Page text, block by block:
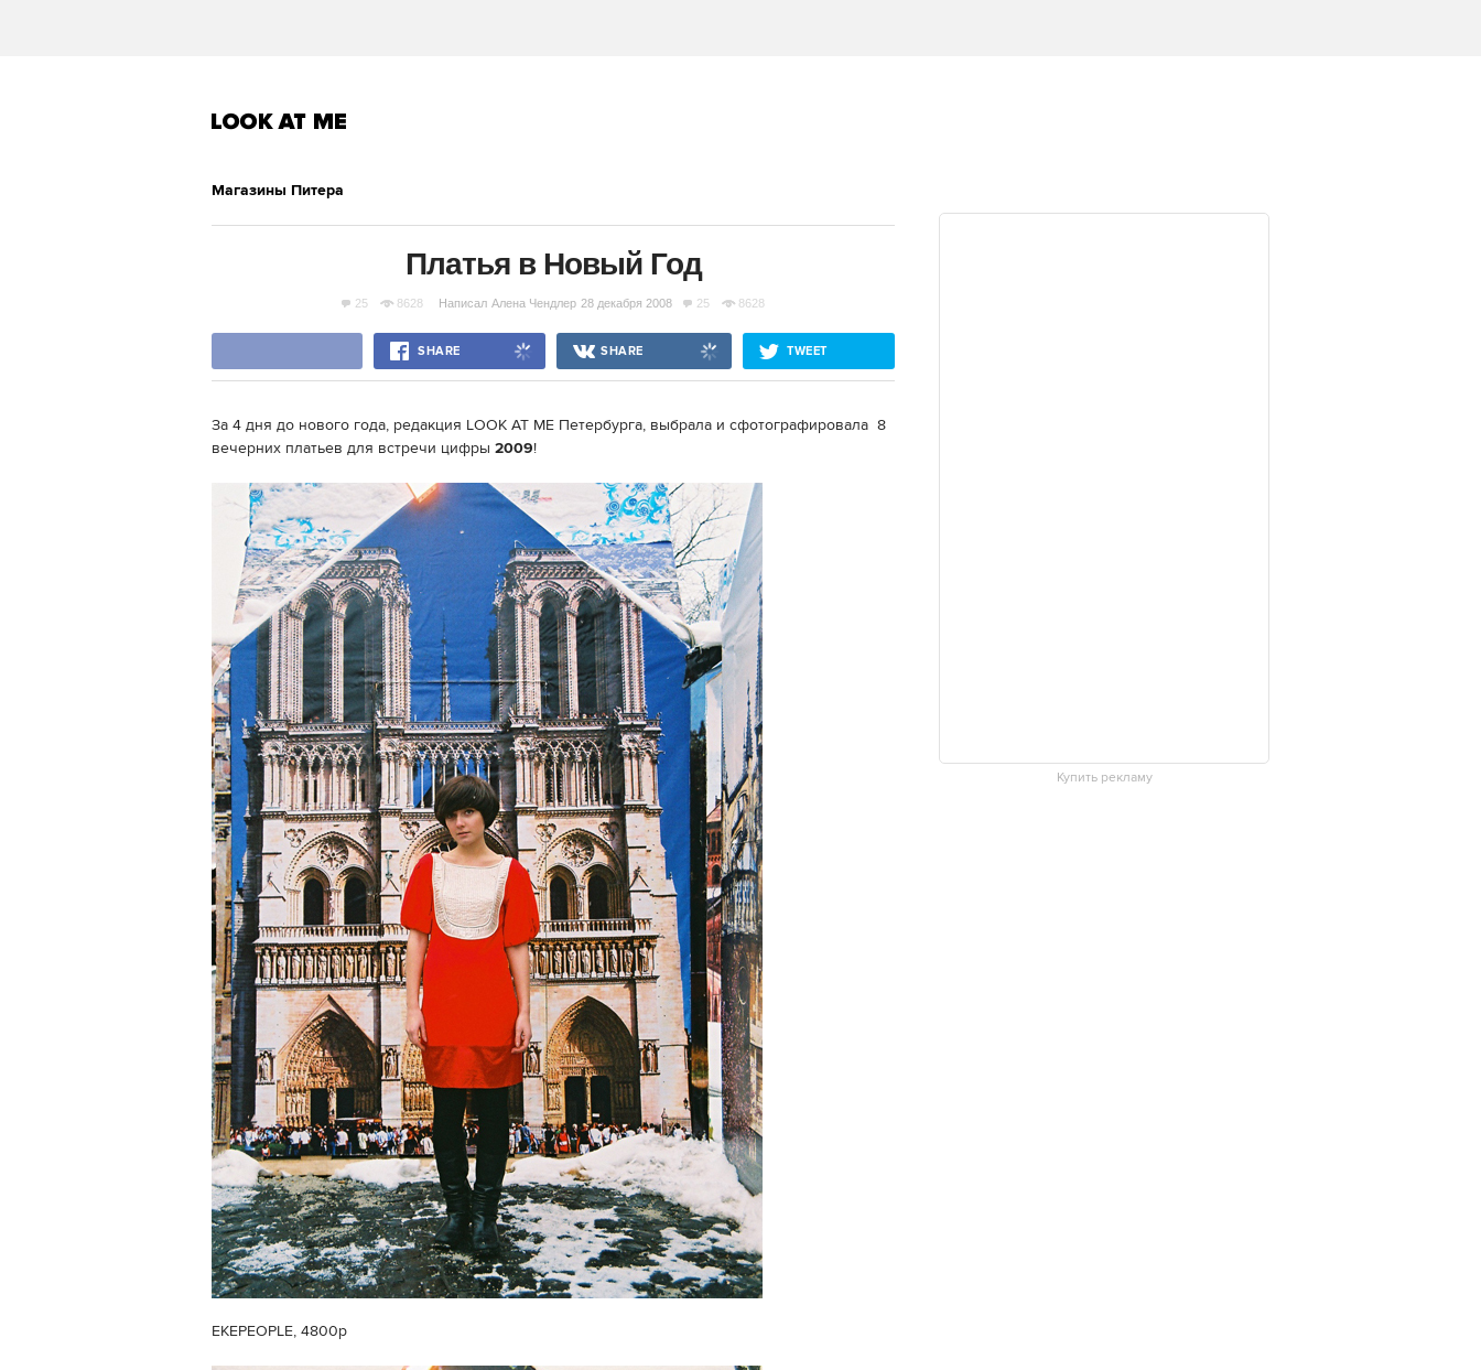
Магазины Питера
Платья в Новый Год
25 8628 Написал Алена Чендлер 28 декабря 2008 25 8628
SHARE SHARE TWEET
За 4 дня до нового года, редакция LOOK AT ME Петербурга, выбрала и сфотографировала 8
вечерних платьев для встречи цифры 2009!
EKEPEOPLE, 4800р
Купить рекламу